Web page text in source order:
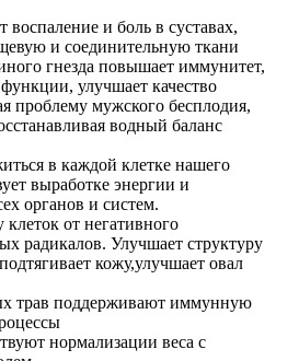
воспаление и боль в суставах,
и соединительную ткани
гнезда повышает иммунитет,
улучшает качество
проблему мужского бесплодия,
водный баланс
в каждой клетке нашего
выработке энергии и
органов и систем.
от негативного
радикалов. Улучшает структуру
кожу,улучшает овал
трав поддерживают иммунную
нормализации веса с